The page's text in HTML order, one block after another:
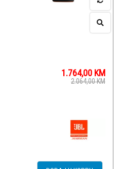
1.764,00 KM
2.064,00KM